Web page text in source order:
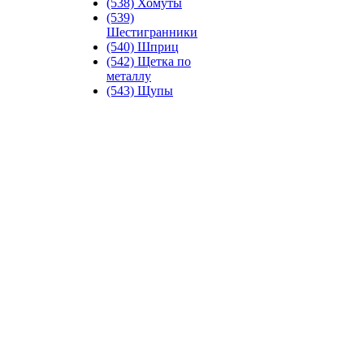
(538) Хомуты
(539)
Шестигранники
(540) Шприц
(542) Щетка по
металлу
(543) Щупы